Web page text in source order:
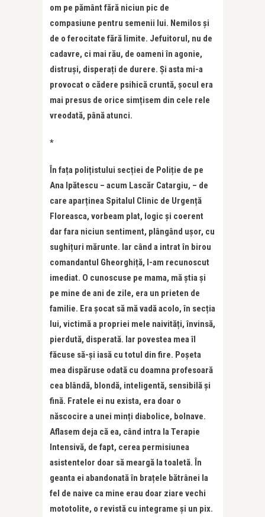
om pe pământ fără niciun pic de
compasiune pentru semenii lui. Nemilos și
de o ferocitate fără limite. Jefuitorul, nu de
cadavre, ci mai rău, de oameni în agonie,
distruși, disperați de durere. Și asta mi-a
provocat o cădere psihică cruntă, șocul era
mai presus de orice simțisem din cele rele
vreodată, până atunci.
*
În fața polițistului secției de Poliție de pe
Ana Ipătescu – acum Lascăr Catargiu, – de
care aparținea Spitalul Clinic de Urgență
Floreasca, vorbeam plat, logic și coerent
dar fara niciun sentiment, plângând ușor, cu
sughițuri mărunte. Iar când a intrat în birou
comandantul Gheorghiță, l-am recunoscut
imediat. O cunoscuse pe mama, mă știa și
pe mine de ani de zile, era un prieten de
familie. Era șocat să mă vadă acolo, în secția
lui, victimă a propriei mele naivități, învinsă,
pierdută, disperată. Iar povestea mea îl
făcuse să-și iasă cu totul din fire. Poșeta
mea dispăruse odată cu doamna profesoară
cea blândă, blondă, inteligentă, sensibilă și
fină. Fratele ei nu exista, era doar o
născocire a unei minți diabolice, bolnave.
Aflasem deja că ea, când intra la Terapie
Intensivă, de fapt, cerea permisiunea
asistentelor doar să meargă la toaletă. În
geanta ei abandonată în brațele bătrânei la
fel de naive ca mine erau doar ziare vechi
mototolite, o revistă cu integrame și un pix.